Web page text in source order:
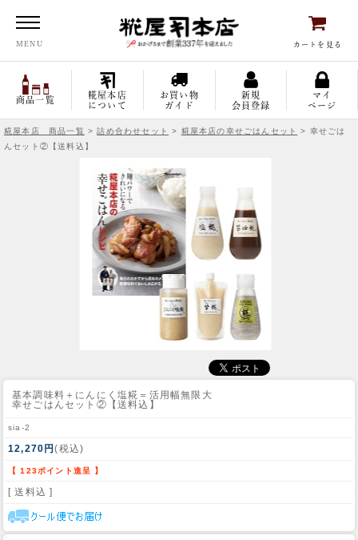
MENU カートを見る
商品一覧
糀屋本店
について
お買い物
ガイド
新規
会員登録
マイ
ページ
糀屋本店 商品一覧 >詰め合わせセット > 糀屋本店の幸せごはんセット
> 幸せごは
んセット②【送料込】
基本調味料＋にんにく塩糀＝活用幅無限大
幸せごはんセット②【送料込】
sia-2
12,270円(税込)
【 123ポイント進呈 】
[ 送料込 ]